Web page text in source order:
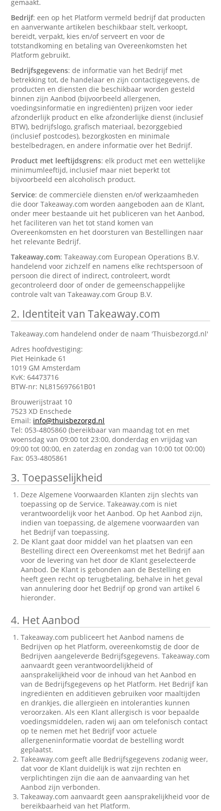
gemaakt.
Bedrijf: een op het Platform vermeld bedrijf dat producten
en aanverwante artikelen beschikbaar stelt, verkoopt,
bereidt, verpakt, kies en/of serveert en voor de
totstandkoming en betaling van Overeenkomsten het
Platform gebruikt.
Bedrijfsgegevens: de informatie van het Bedrijf met
betrekking tot, de handelaar en zijn contactigegevens, de
producten en diensten die beschikbaar worden gesteld
binnen zijn Aanbod (bijvoorbeeld allergenen,
voedingsinformatie en ingrediënten) prijzen voor ieder
afzonderlijk product en elke afzonderlijke dienst (inclusief
BTW), bedrijfslogo, grafisch materiaal, bezorggebied
(inclusief postcodes), bezorgkosten en minimale
bestelbedragen, en andere informatie over het Bedrijf.
Product met leeftijdsgrens: elk product met een wettelijke
minimumleeftijd, inclusief maar niet beperkt tot
bijvoorbeeld een alcoholisch product.
Service: de commerciële diensten en/of werkzaamheden
die door Takeaway.com worden aangeboden aan de Klant,
onder meer bestaande uit het publiceren van het Aanbod,
het faciliteren van het tot stand komen van
Overeenkomsten en het doorsturen van Bestellingen naar
het relevante Bedrijf.
Takeaway.com: Takeaway.com European Operations B.V.
handelend voor zichzelf en namens elke rechtspersoon of
persoon die direct of indirect, controleert, wordt
gecontroleerd door of onder de gemeenschappelijke
controle valt van Takeaway.com Group B.V.
2. Identiteit van Takeaway.com
Takeaway.com handelend onder de naam 'Thuisbezorgd.nl'
Adres hoofdvestiging:
Piet Heinkade 61
1019 GM Amsterdam
KvK: 64473716
BTW-nr: NL815697661B01
Brouwerijstraat 10
7523 XD Enschede
Email: info@thuisbezorgd.nl
Tel: 053-4805860 (bereikbaar van maandag tot en met
woensdag van 09:00 tot 23:00, donderdag en vrijdag van
09:00 tot 00:00, en zaterdag en zondag van 10:00 tot 00:00)
Fax: 053-4805861
3. Toepasselijkheid
Deze Algemene Voorwaarden Klanten zijn slechts van
toepassing op de Service. Takeaway.com is niet
verantwoordelijk voor het Aanbod. Op het Aanbod zijn,
indien van toepassing, de algemene voorwaarden van
het Bedrijf van toepassing.
De Klant gaat door middel van het plaatsen van een
Bestelling direct een Overeenkomst met het Bedrijf aan
voor de levering van het door de Klant geselecteerde
Aanbod. De Klant is gebonden aan de Bestelling en
heeft geen recht op terugbetaling, behalve in het geval
van annulering door het Bedrijf op grond van artikel 6
hieronder.
4. Het Aanbod
Takeaway.com publiceert het Aanbod namens de
Bedrijven op het Platform, overeenkomstig de door de
Bedrijven aangeleverde Bedrijfsgegevens. Takeaway.com
aanvaardt geen verantwoordelijkheid of
aansprakelijkheid voor de inhoud van het Aanbod en
van de Bedrijfsgegevens op het Platform. Het Bedrijf kan
ingrediënten en additieven gebruiken voor maaltijden
en drankjes, die allergieën en intoleranties kunnen
veroorzaken. Als een Klant allergisch is voor bepaalde
voedingsmiddelen, raden wij aan om telefonisch contact
op te nemen met het Bedrijf voor actuele
allergeneninformatie voordat de bestelling wordt
geplaatst.
Takeaway.com geeft alle Bedrijfsgegevens zodanig weer,
dat voor de Klant duidelijk is wat zijn rechten en
verplichtingen zijn die aan de aanvaarding van het
Aanbod zijn verbonden.
Takeaway.com aanvaardt geen aansprakelijkheid voor de
bereikbaarheid van het Platform.